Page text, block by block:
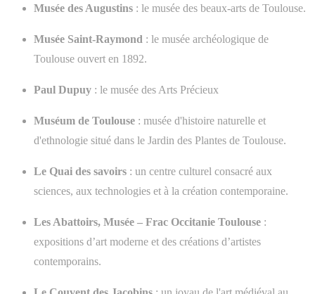
Musée des Augustins : le musée des beaux-arts de Toulouse.
Musée Saint-Raymond : le musée archéologique de
Toulouse ouvert en 1892.
Paul Dupuy : le musée des Arts Précieux
Muséum de Toulouse : musée d'histoire naturelle et
d'ethnologie situé dans le Jardin des Plantes de Toulouse.
Le Quai des savoirs : un centre culturel consacré aux
sciences, aux technologies et à la création contemporaine.
Les Abattoirs, Musée – Frac Occitanie Toulouse :
expositions d’art moderne et des créations d’artistes
contemporains.